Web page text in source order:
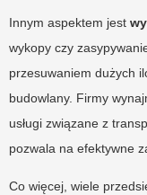
Innym aspektem jest
wykopy czy
przesuwaniem dużych
budowlany. Firmy
usługi związane z
pozwala na efektywne
Co więcej, wiele